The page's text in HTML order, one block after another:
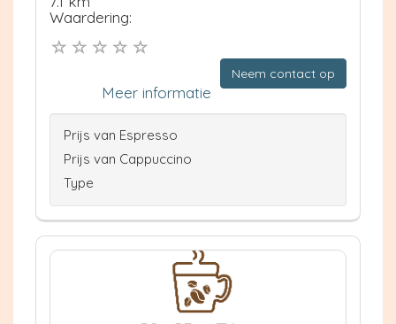
Waardering:
Neem contact op
Meer informatie
Prijs van Espresso
Prijs van Cappuccino
Type